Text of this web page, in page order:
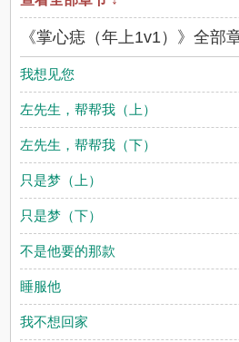
《掌心痣（年上1v1）》全部
我想见您
左先生，帮帮我（上）
左先生，帮帮我（下）
只是梦（上）
只是梦（下）
不是他要的那款
睡服他
我不想回家